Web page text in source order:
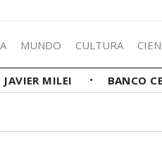
MUNDO CULTURA
JAVIER MILEI BANCO